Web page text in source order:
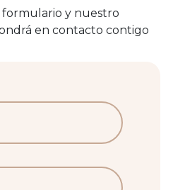
y nuestro
en contacto contigo